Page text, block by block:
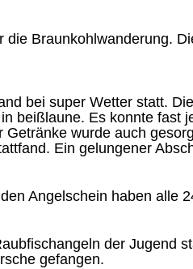
Braunkohlwanderung.
bei super Wetter statt.
beißlaune. Es konnte fast
wurde auch
Ein gelungener
Angelschein haben alle
der Jugend
gefangen.